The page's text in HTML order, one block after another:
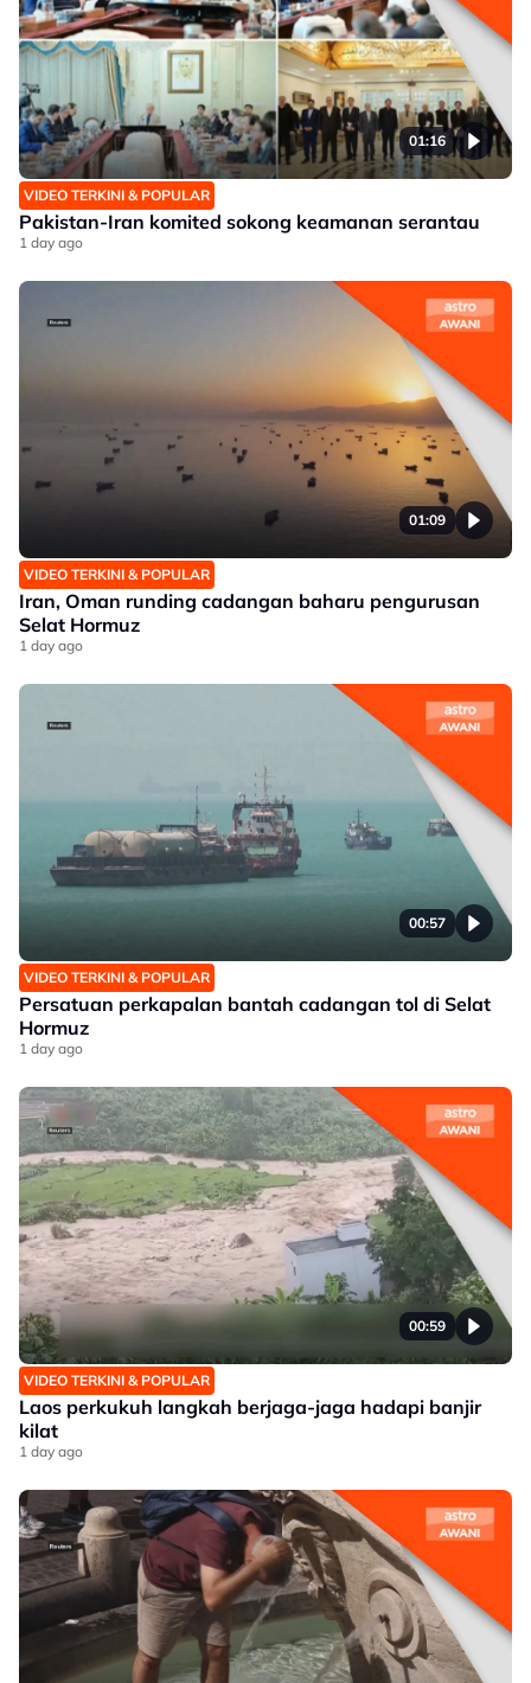
01:16
VIDEO TERKINI & POPULAR
Pakistan-Iran komited sokong keamanan serantau
1 day ago
01:09
VIDEO TERKINI & POPULAR
Iran, Oman runding cadangan baharu pengurusan
Selat Hormuz
1 day ago
00:57
VIDEO TERKINI & POPULAR
Persatuan perkapalan bantah cadangan tol di Selat
Hormuz
1 day ago
00:59
VIDEO TERKINI & POPULAR
Laos perkukuh langkah berjaga-jaga hadapi banjir
kilat
1 day ago